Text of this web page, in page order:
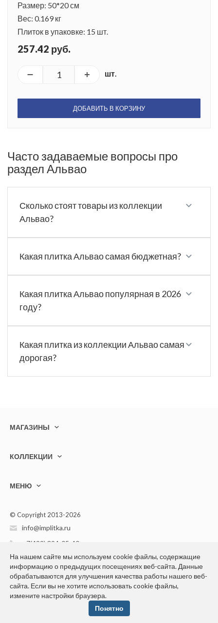
Размер: 50*20 см
Вес: 0.169 кг
Плиток в упаковке: 15 шт.
257.42 руб.
шт.
ДОБАВИТЬ В КОРЗИНУ
Часто задаваемые вопросы про
раздел Альвао
Сколько стоят товары из коллекции
Альвао?
Какая плитка Альвао самая бюджетная?
Какая плитка Альвао популярная в 2026
году?
Какая плитка из коллекции Альвао самая
дорогая?
МАГАЗИНЫ
КОЛЛЕКЦИИ
МЕНЮ
© Copyright 2013-2026
info@implitka.ru
+7(499) 394-05-40
Конфиденциальность персональной информации
На нашем сайте мы используем cookie файлы, содержащие
информацию о предыдущих посещениях веб-сайта. Данные
обрабатываются для улучшения качества работы нашего веб-
сайта. Если вы не хотите использовать cookie файлы,
измените настройки браузера.
Понятно